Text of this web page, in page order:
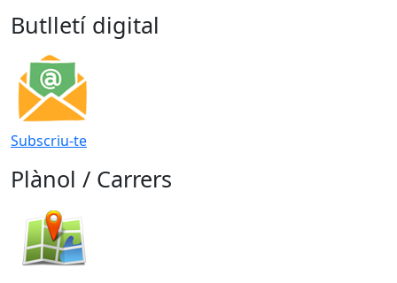
Butlletí digital
Subscriu-te
Plànol / Carrers